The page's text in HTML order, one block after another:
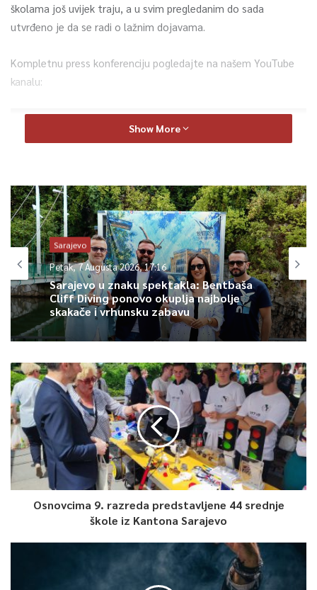
školama još uvijek traju, a u svim pregledanim do sada
utvrđeno je da se radi o lažnim dojavama.
Kompletnu press konferenciju pogledajte na našem YouTube
kanalu:
0
Article Rating
Show More
Sarajevo
Petak, 7 Augusta 2026, 17:16
Sarajevo u znaku spektakla: Bentbaša
Cliff Diving ponovo okuplja najbolje
skakače i vrhunsku zabavu
Osnovcima 9. razreda predstavljene 44 srednje
škole iz Kantona Sarajevo